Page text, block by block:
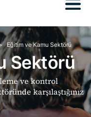
Eğitim ve Kamu Sektörü
Sektörü
ve kontrol
karşılaştığınız